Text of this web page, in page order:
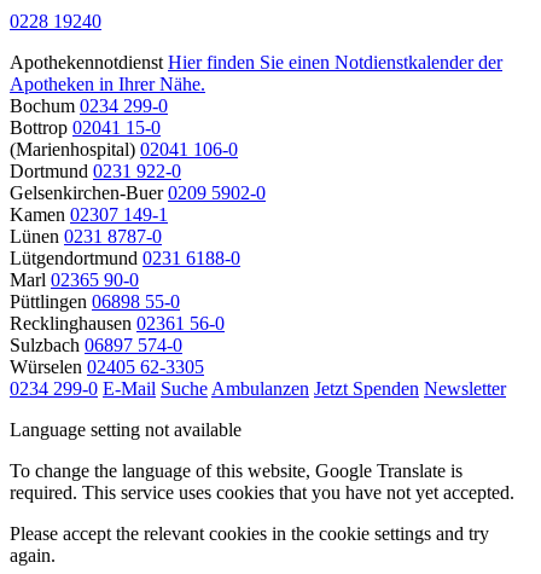
0228 19240
Apothekennotdienst Hier finden Sie einen Notdienstkalender der
Apotheken in Ihrer Nähe.
Bochum 0234 299-0
Bottrop 02041 15-0
(Marienhospital) 02041 106-0
Dortmund 0231 922-0
Gelsenkirchen-Buer 0209 5902-0
Kamen 02307 149-1
Lünen 0231 8787-0
Lütgendortmund 0231 6188-0
Marl 02365 90-0
Püttlingen 06898 55-0
Recklinghausen 02361 56-0
Sulzbach 06897 574-0
Würselen 02405 62-3305
0234 299-0 E-Mail Suche Ambulanzen Jetzt Spenden Newsletter
Language setting not available
To change the language of this website, Google Translate is
required. This service uses cookies that you have not yet accepted.
Please accept the relevant cookies in the cookie settings and try
again.